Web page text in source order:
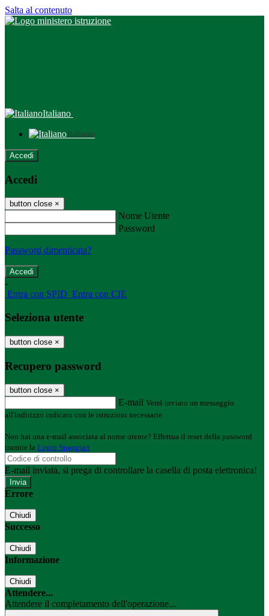
Salta al contenuto
Italiano
Italiano
Accedi
Accedi
button close ×
Nome Utente
Password
Password dimenticata?
-
Entra con SPID Entra con CIE
Seleziona utente
button close ×
Recupero password
button close ×
E-mail Verrà inviato un messaggio
all'indirizzo indicato con le istruzioni necessarie.
Non hai una e-mail associata al nome utente? Effettua il reset della password
tramite la Login Spaggiari
E-mail inviata, si prega di controllare la casella di posta elettronica!
Errore
Chiudi
Successo
Chiudi
Informazione
Chiudi
Attendere...
Attendere il completamento dell'operazione...